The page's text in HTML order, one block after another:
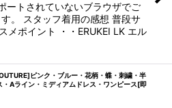
ートされていないブラウザでご
。 スタッフ着用の感想 普段サ
メポイント ・・ERUKEI LK エル
ピンク・ブルー・花柄・蝶・刺繍・半
・Aライン・ミディアムドレス・ワンピース[即